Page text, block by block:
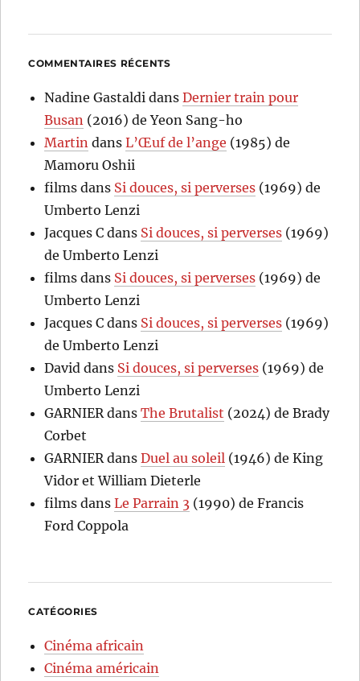
COMMENTAIRES RÉCENTS
Nadine Gastaldi dansDernier train pour
Busan (2016) de Yeon Sang-ho
Martin dansL’Œuf de l’ange (1985) de
Mamoru Oshii
films dans Si douces, si perverses (1969) de
Umberto Lenzi
Jacques C dans Si douces, si perverses (1969)
de Umberto Lenzi
films dans Si douces, si perverses (1969) de
Umberto Lenzi
Jacques C dans Si douces, si perverses (1969)
de Umberto Lenzi
David dans Si douces, si perverses (1969) de
Umberto Lenzi
GARNIER dansThe Brutalist (2024) de Brady
Corbet
GARNIER dansDuel au soleil (1946) de King
Vidor et William Dieterle
films dansLe Parrain 3 (1990) de Francis
Ford Coppola
CATÉGORIES
Cinéma africain
Cinéma américain